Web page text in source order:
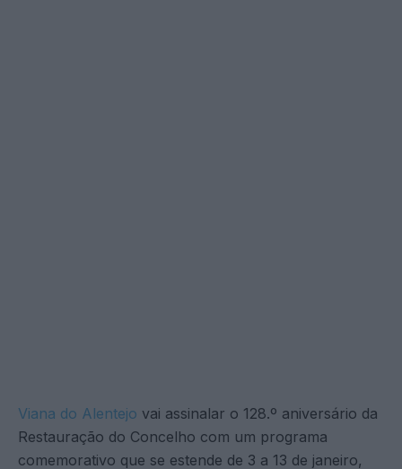
Viana do Alentejo vai assinalar o 128.º aniversário da
Restauração do Concelho com um programa
comemorativo que se estende de 3 a 13 de janeiro,